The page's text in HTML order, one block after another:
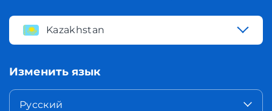
Kazakhstan
Изменить язык
Русский